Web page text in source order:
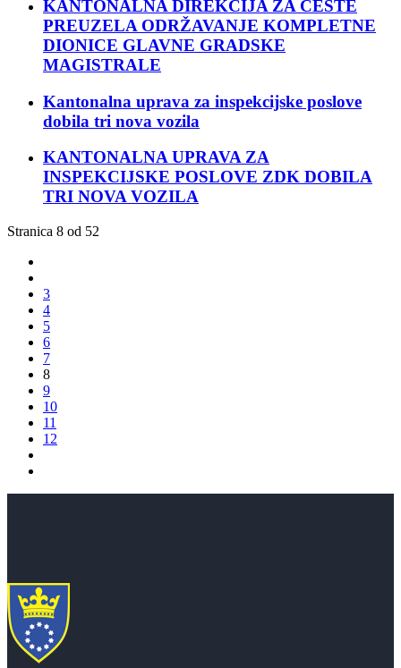
KANTONALNA DIREKCIJA ZA CESTE
PREUZELA ODRŽAVANJE KOMPLETNE
DIONICE GLAVNE GRADSKE
MAGISTRALE
Kantonalna uprava za inspekcijske poslove
dobila tri nova vozila
KANTONALNA UPRAVA ZA
INSPEKCIJSKE POSLOVE ZDK DOBILA
TRI NOVA VOZILA
Stranica 8 od 52
3
4
5
6
7
8
9
10
11
12